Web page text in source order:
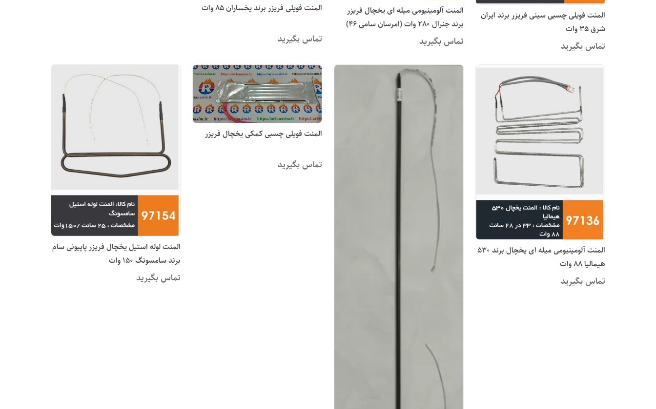
المنت فویلی چسبی سینی فریزر برند ایران
شرق 35 وات
تماس بگیرید
المنت آلومینیومی میله ای یخچال فریزر
برند جنرال 280 وات (امرسان سامی ۴۶)
تماس بگیرید
المنت فویلی فریزر برند یخساران 85 وات
تماس بگیرید
المنت آلومینیومی میله ای یخچال برند 530
هیمالیا 88 وات
تماس بگیرید
المنت فویلی چسبی کمکی یخچال فریزر
تماس بگیرید
المنت لوله استیل یخچال فریزر پاپیونی سام
برند سامسونگ 150 وات
تماس بگیرید